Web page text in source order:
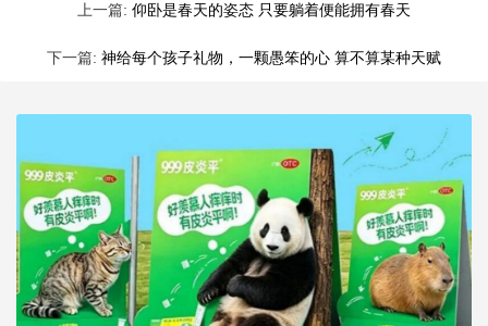
上一篇: 仰卧是春天的姿态 只要躺着便能拥有春天
下一篇: 神给每个孩子礼物，一颗愚笨的心 算不算某种天赋